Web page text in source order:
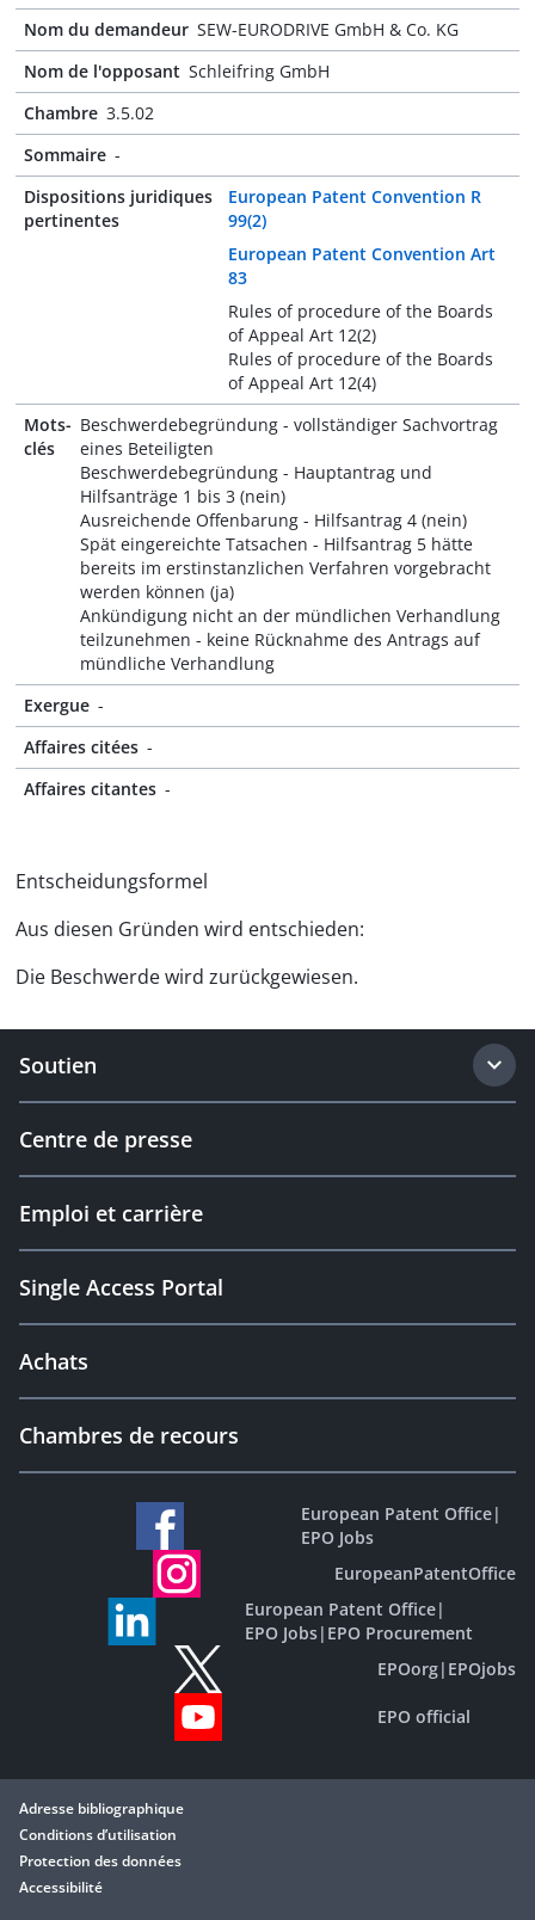
Nom du demandeur SEW-EURODRIVE GmbH & Co. KG
Nom de l'opposant Schleifring GmbH
Chambre 3.5.02
Sommaire -
Dispositions juridiques
pertinentes
European Patent Convention R
99(2)
European Patent Convention Art
83
Rules of procedure of the Boards
of Appeal Art 12(2)
Rules of procedure of the Boards
of Appeal Art 12(4)
Mots-
clés
Beschwerdebegründung - vollständiger Sachvortrag
eines Beteiligten
Beschwerdebegründung - Hauptantrag und
Hilfsanträge 1 bis 3 (nein)
Ausreichende Offenbarung - Hilfsantrag 4 (nein)
Spät eingereichte Tatsachen - Hilfsantrag 5 hätte
bereits im erstinstanzlichen Verfahren vorgebracht
werden können (ja)
Ankündigung nicht an der mündlichen Verhandlung
teilzunehmen - keine Rücknahme des Antrags auf
mündliche Verhandlung
Exergue -
Affaires citées -
Affaires citantes -
Entscheidungsformel
Aus diesen Gründen wird entschieden:
Die Beschwerde wird zurückgewiesen.
Soutien
Centre de presse
Emploi et carrière
Single Access Portal
Achats
Chambres de recours
European Patent Office|
EPO Jobs
EuropeanPatentOffice
European Patent Office|
EPO Jobs| EPO Procurement
EPOorg| EPOjobs
EPO official
Adresse bibliographique
Conditions d’utilisation
Protection des données
Accessibilité